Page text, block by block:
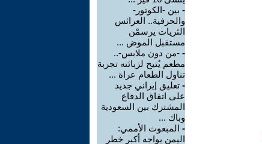
- بين -الكوتور-
والحرفية.. العرائس
الثريات يرسمْن
مستقبل الموض ...
- -من دون ملابس-..
مطعم يُتيح لزبائنه تجربة
تناول الطعام عراة ...
- تعليق إيراني جديد
على اتفاق الدفاع
المشترك بين السعودية
وباك ...
- المبعوث الأممي:
اليمن يواجه أكبر خطر